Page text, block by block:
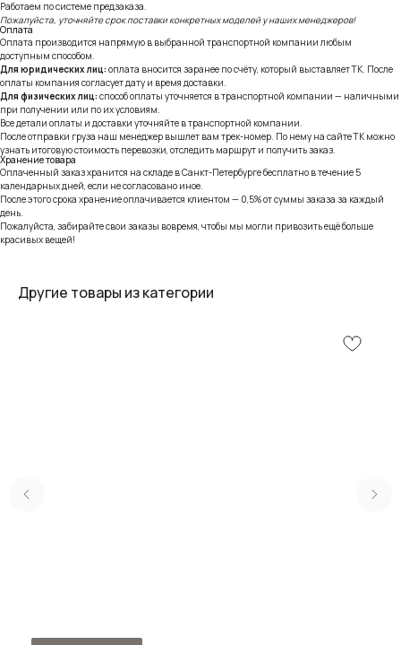
Работаем по системе предзаказа.
Пожалуйста, уточняйте срок поставки конкретных моделей у наших менеджеров!
Оплата
Оплата производится напрямую в выбранной транспортной компании любым
доступным способом.
Для юридических лиц: оплата вносится заранее по счёту, который выставляет ТК. После
оплаты компания согласует дату и время доставки.
Для физических лиц: способ оплаты уточняется в транспортной компании — наличными
при получении или по их условиям.
Все детали оплаты и доставки уточняйте в транспортной компании.
После отправки груза наш менеджер вышлет вам трек-номер. По нему на сайте ТК можно
узнать итоговую стоимость перевозки, отследить маршрут и получить заказ.
Хранение товара
Оплаченный заказ хранится на складе в Санкт-Петербурге бесплатно в течение 5
календарных дней, если не согласовано иное.
После этого срока хранение оплачивается клиентом — 0,5% от суммы заказа за каждый
день.
Пожалуйста, забирайте свои заказы вовремя, чтобы мы могли привозить ещё больше
красивых вещей!
Другие товары из категории